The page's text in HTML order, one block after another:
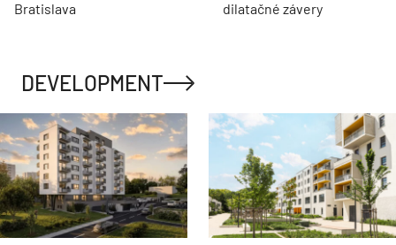
Bratislava
dilatačné závery
DEVELOPMENT